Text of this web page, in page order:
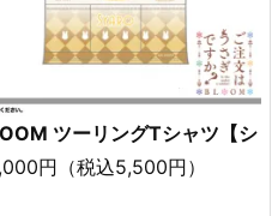
ツーリングTシャツ【シ
円（税込5,500円）